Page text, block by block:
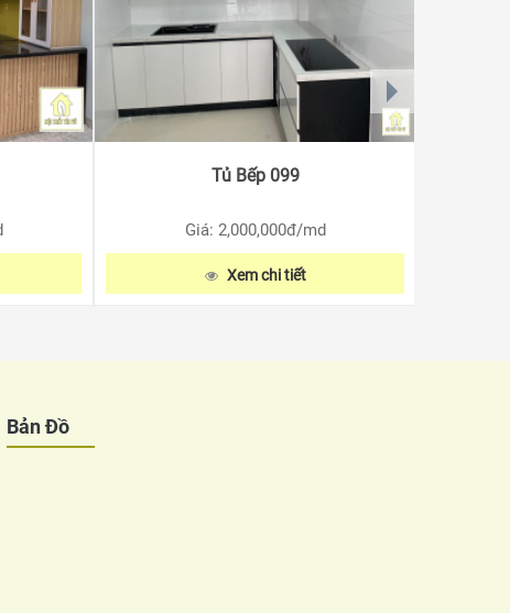
Tủ Bếp 099
Giá: 2,000,000đ/md
Xem chi tiết
next
Bản Đồ